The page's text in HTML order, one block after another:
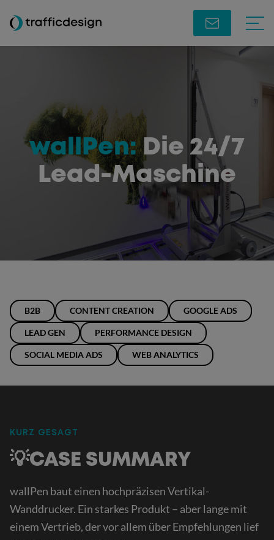
wallPen:Die 24/7
Lead-Maschine
B2B CONTENT CREATION GOOGLE ADS
LEAD GEN PERFORMANCE DESIGN
SOCIAL MEDIA ADS WEB ANALYTICS
KURZ GESAGT
:
💡CASE SUMMARY
wallPen baut einen hochpräzisen Vertikal-
Wanddrucker. Ein starkes Produkt – aber lange mit
einem Vertrieb, der vor allem über Empfehlungen lief